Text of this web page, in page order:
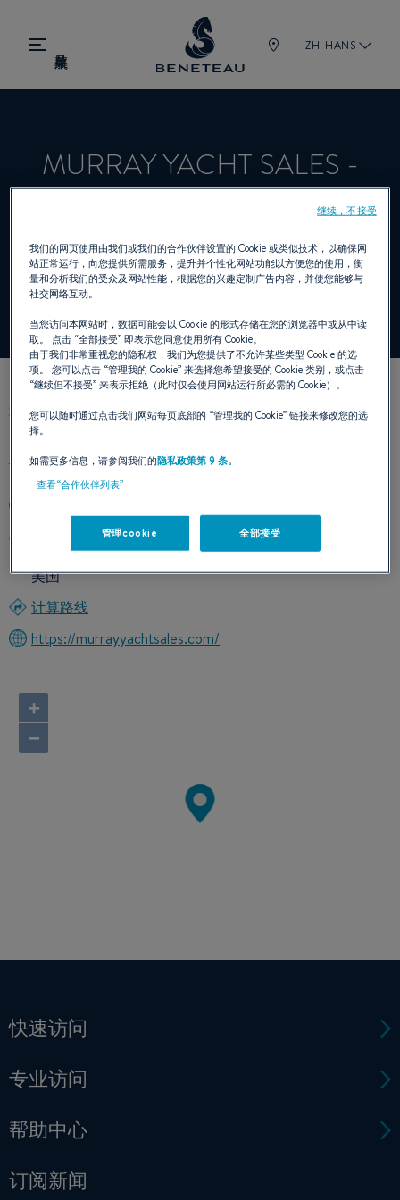
ZH-HANS
MURRAY YACHT SALES -
经销商 帆船, 锋仕 为 BENETEAU
我们的联络方式
1500 Marina Bay Drive
美国
计算路线
https://murrayyachtsales.com/
+
−
快速访问
专业访问
帮助中心
订阅新闻
我们的网页使用由我们或我们的合作伙伴设置的 Cookie 或类似技术，以确保网
站正常运行，向您提供所需服务，提升并个性化网站功能以方便您的使用，衡
量和分析我们的受众及网站性能，根据您的兴趣定制广告内容，并使您能够与
社交网络互动。
当您访问本网站时，数据可能会以 Cookie 的形式存储在您的浏览器中或从中读
取。 点击 “全部接受”即表示您同意使用所有 Cookie。
由于我们非常重视您的隐私权，我们为您提供了不允许某些类型 Cookie 的选
项。 您可以点击 “管理我的 Cookie”来选择您希望接受的 Cookie 类别，或点击
“继续但不接受”来表示拒绝（此时仅会使用网站运行所必需的 Cookie）。
您可以随时通过点击我们网站每页底部的 “管理我的 Cookie”链接来修改您的选
择。
如需更多信息，请参阅我们的隐私政策第 9 条。
查看“合作伙伴列表”
管理cookie 全部接受
继续，不接受